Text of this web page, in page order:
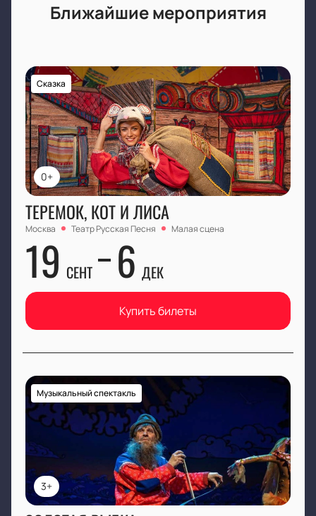
Ближайшие мероприятия
0+
Сказка
ТЕРЕМОК, КОТ И ЛИСА
Москва Театр Русская Песня Малая сцена
19 СЕНТ 6 ДЕК
Купить билеты
3+
Музыкальный спектакль